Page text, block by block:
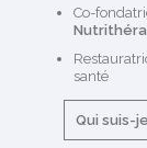
Co-
santé
Qui suis-